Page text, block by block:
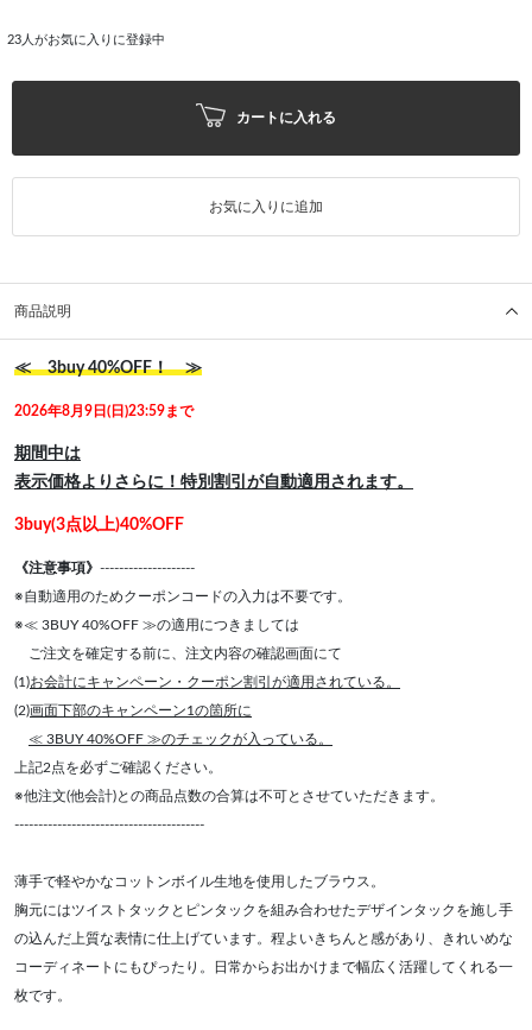
23 人がお気に入りに登録中
カートに入れる
お気に入りに追加
商品説明
≪ 3buy 40%OFF！ ≫
2026年8月9日(日)23:59まで
期間中は
表示価格よりさらに！特別割引が自動適用されます。
3buy(3点以上)40%OFF
《注意事項》 --------------------
※自動適用のためクーポンコードの入力は不要です。
※≪ 3BUY 40%OFF ≫の適用につきましては
ご注文を確定する前に、注文内容の確認画面にて
(1)お会計にキャンペーン・クーポン割引が適用されている。
(2)画面下部のキャンペーン1の箇所に
≪ 3BUY 40%OFF ≫のチェックが入っている。
上記2点を必ずご確認ください。
※他注文(他会計)との商品点数の合算は不可とさせていただきます。
----------------------------------------
薄手で軽やかなコットンボイル生地を使用したブラウス。
胸元にはツイストタックとピンタックを組み合わせたデザインタックを施し手
の込んだ上質な表情に仕上げています。程よいきちんと感があり、きれいめな
コーディネートにもぴったり。日常からお出かけまで幅広く活躍してくれる一
枚です。